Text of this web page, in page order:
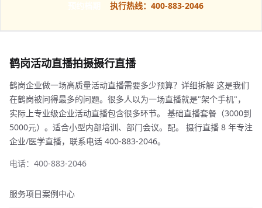
执行热线：400-883-2046
鹤岗活动直播拍摄摄行直播
鹤岗企业做一场高质量活动直播需要多少预算？详细拆解 这是我们
在鹤岗被问得最多的问题。很多人以为一场直播就是"架个手机"，
实际上专业级企业活动直播包含很多环节。 基础直播套餐（3000到
5000元）。适合小型内部培训、部门会议。配。 摄行直播 8 年专注
企业/医学直播，联系电话 400-883-2046。
电话：400-883-2046
服务项目案例中心